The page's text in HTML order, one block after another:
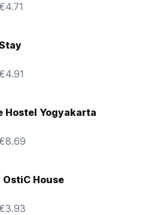
Hostel Yogyakarta
OstiC House